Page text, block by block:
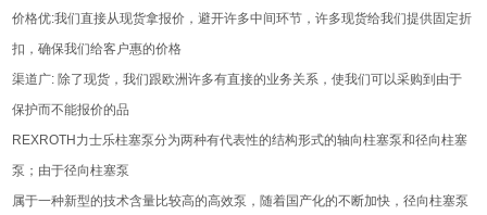
价格优:我们直接从现货拿报价，避开许多中间环节，许多现货给我们提供固定折
扣，确保我们给客户惠的价格
渠道广: 除了现货，我们跟欧洲许多有直接的业务关系，使我们可以采购到由于
保护而不能报价的品
REXROTH力士乐柱塞泵分为两种有代表性的结构形式的轴向柱塞泵和径向柱塞
泵；由于径向柱塞泵
属于一种新型的技术含量比较高的高效泵，随着国产化的不断加快，径向柱塞泵